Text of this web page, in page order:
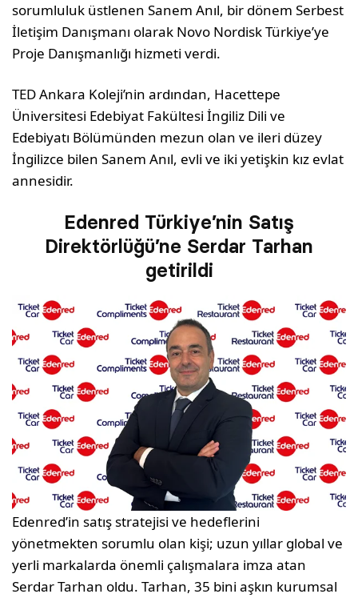
sorumluluk üstlenen Sanem Anıl, bir dönem Serbest
İletişim Danışmanı olarak Novo Nordisk Türkiye’ye
Proje Danışmanlığı hizmeti verdi.
TED Ankara Koleji’nin ardından, Hacettepe
Üniversitesi Edebiyat Fakültesi İngiliz Dili ve
Edebiyatı Bölümünden mezun olan ve ileri düzey
İngilizce bilen Sanem Anıl, evli ve iki yetişkin kız evlat
annesidir.
Edenred Türkiye’nin Satış
Direktörlüğü’ne Serdar Tarhan
getirildi
Edenred’in satış stratejisi ve hedeflerini
yönetmekten sorumlu olan kişi; uzun yıllar global ve
yerli markalarda önemli çalışmalara imza atan
Serdar Tarhan oldu. Tarhan, 35 bini aşkın kurumsal